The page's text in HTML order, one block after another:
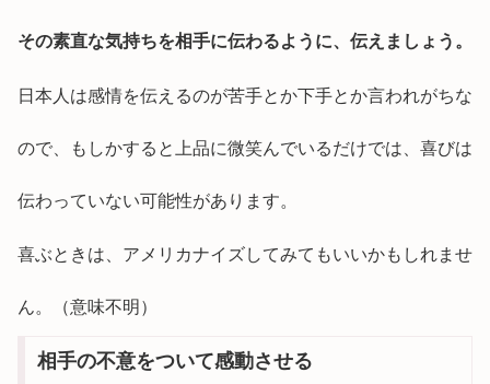
その素直な気持ちを相手に伝わるように、伝えましょう。
日本人は感情を伝えるのが苦手とか下手とか言われがちな
ので、もしかすると上品に微笑んでいるだけでは、喜びは
伝わっていない可能性があります。
喜ぶときは、アメリカナイズしてみてもいいかもしれませ
ん。（意味不明）
相手の不意をついて感動させる